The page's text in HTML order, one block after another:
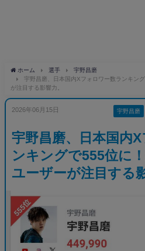
ホーム 選手
宇野昌磨
宇野昌磨、日本国内Xフォロワー数ランキン
が注目する影響力。
2026年06月15日 宇野昌磨
宇野昌磨、日本国内
ンキングで555位に
ユーザーが注目する